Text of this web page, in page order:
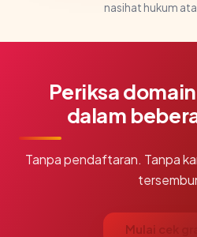
nasihat hukum
Periksa
dalam
Tanpa pendaftaran. Tanpa
Mulai cek